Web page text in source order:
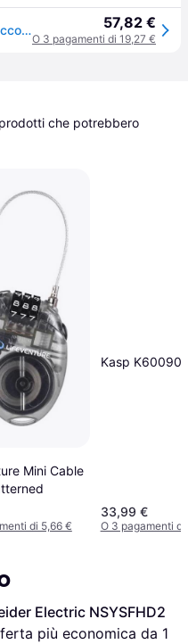
Schneider Electric Maniglia di blocco Poliammide NSYSFHD2 57,82 €
O 3 pagamenti di 19,27 €
che potrebbero
Mini Cable
di 5,66 €
Kasp
33,99 €
O 3 pagamenti di
Electric NSYSFHD2
più economica da 1